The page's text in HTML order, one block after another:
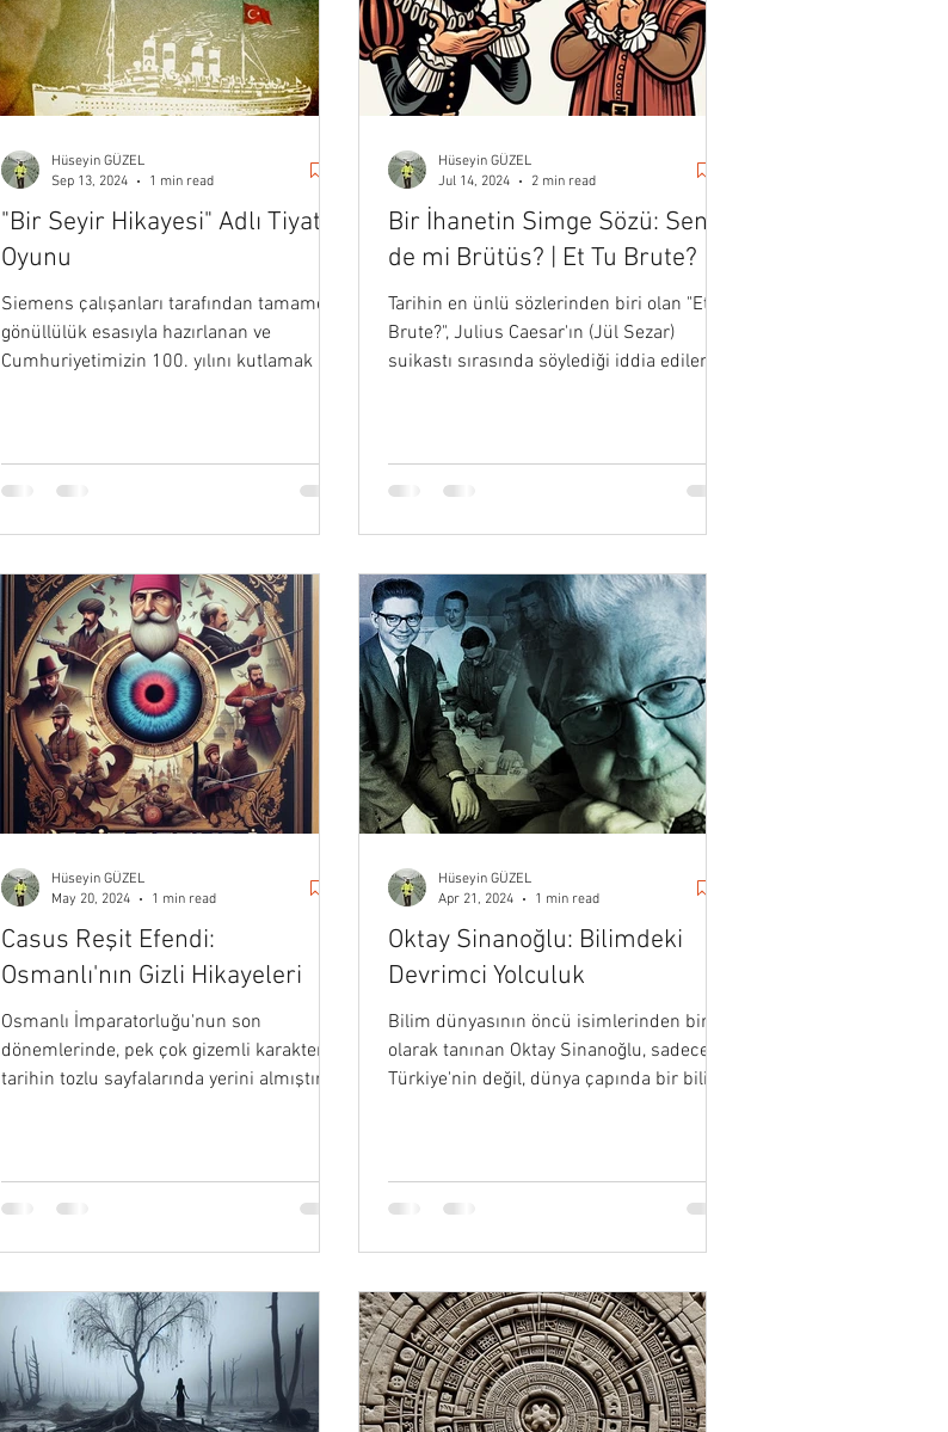
"Bir Seyir Hikayesi" Adlı Tiyatro
Oyunu
Siemens çalışanları tarafından tamamen
gönüllülük esasıyla hazırlanan ve
Cumhuriyetimizin 100. yılını kutlamak için
Hüseyin GÜZEL
Sep 13, 2024
1 min read
Bir İhanetin Simge Sözü: Sen
de mi Brütüs? | Et Tu Brute?
Tarihin en ünlü sözlerinden biri olan "Et tu,
Brute?", Julius Caesar'ın (Jül Sezar)
suikastı sırasında söylediği iddia edilen
Hüseyin GÜZEL
Jul 14, 2024
2 min read
Casus Reşit Efendi:
Osmanlı'nın Gizli Hikayeleri
Osmanlı İmparatorluğu'nun son
dönemlerinde, pek çok gizemli karakter
tarihin tozlu sayfalarında yerini almıştır.
Hüseyin GÜZEL
May 20, 2024
1 min read
Oktay Sinanoğlu: Bilimdeki
Devrimci Yolculuk
Bilim dünyasının öncü isimlerinden biri
olarak tanınan Oktay Sinanoğlu, sadece
Türkiye'nin değil, dünya çapında bir bilim
Hüseyin GÜZEL
Apr 21, 2024
1 min read